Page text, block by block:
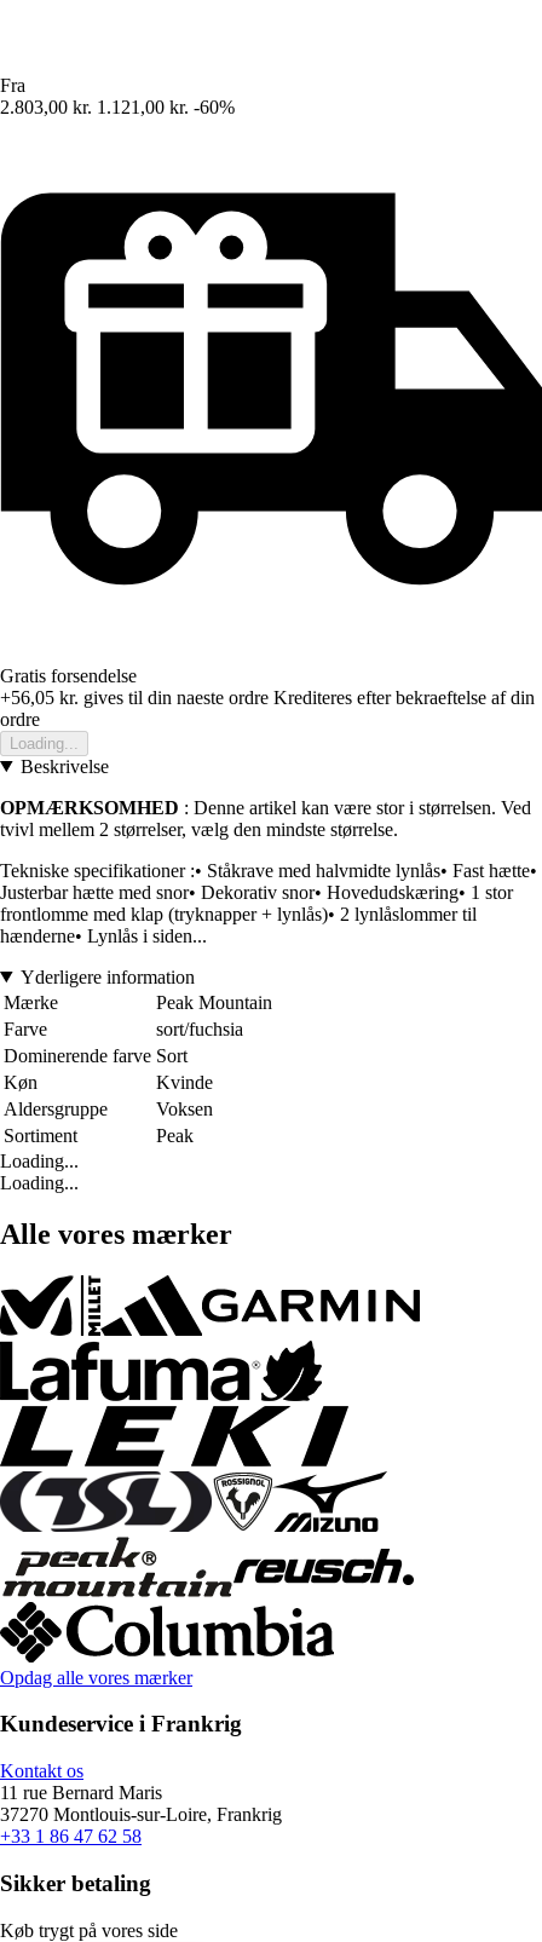
Fra
2.803,00 kr. 1.121,00 kr. -60%
Gratis forsendelse
+56,05 kr. gives til din naeste ordre Krediteres efter bekraeftelse af din
ordre
Loading...
Beskrivelse
OPMÆRKSOMHED : Denne artikel kan være stor i størrelsen. Ved
tvivl mellem 2 størrelser, vælg den mindste størrelse.
Tekniske specifikationer :• Ståkrave med halvmidte lynlås• Fast hætte•
Justerbar hætte med snor• Dekorativ snor• Hovedudskæring• 1 stor
frontlomme med klap (tryknapper + lynlås)• 2 lynlåslommer til
hænderne• Lynlås i siden...
Yderligere information
Mærke
Peak Mountain
Farve
sort/fuchsia
Dominerende farve Sort
Køn
Kvinde
Aldersgruppe
Voksen
Sortiment
Peak
Loading...
Loading...
Alle vores mærker
Opdag alle vores mærker
Kundeservice i Frankrig
Kontakt os
11 rue Bernard Maris
37270 Montlouis-sur-Loire, Frankrig
+33 1 86 47 62 58
Sikker betaling
Køb trygt på vores side